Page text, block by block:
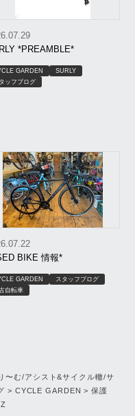
*PREAMBLE*
GARDEN
SURLY
ッフブログ
BIKE 情報*
GARDEN
スタッフブログ
自転車
〜む/アシスト&サイクル轍/サ
> CYCLE GARDEN >保護